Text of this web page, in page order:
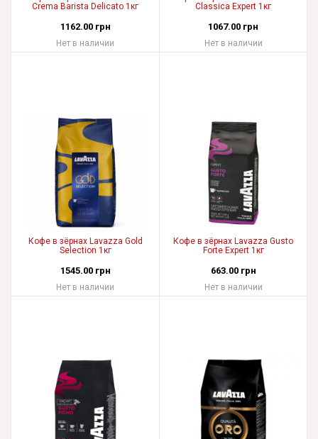
Crema Barista Delicato 1кг
1162.00 грн
Нет в наличии
Classica Expert 1кг
1067.00 грн
Нет в наличии
Кофе в зёрнах Lavazza Gold
Selection 1кг
1545.00 грн
Нет в наличии
Кофе в зёрнах Lavazza Gusto
Forte Expert 1кг
663.00 грн
Нет в наличии